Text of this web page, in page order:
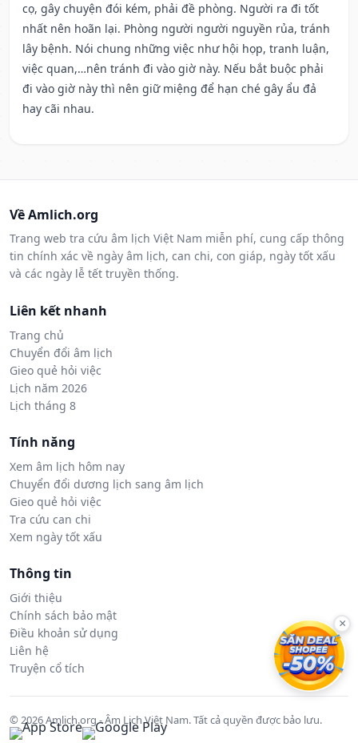
cọ, gây chuyện đói kém, phải đề phòng. Người ra đi tốt
nhất nên hoãn lại. Phòng người người nguyền rủa, tránh
lây bệnh. Nói chung những việc như hội họp, tranh luận,
việc quan,…nên tránh đi vào giờ này. Nếu bắt buộc phải
đi vào giờ này thì nên giữ miệng để hạn ché gây ẩu đả
hay cãi nhau.
Về Amlich.org
Trang web tra cứu âm lịch Việt Nam miễn phí, cung cấp thông
tin chính xác về ngày âm lịch, can chi, con giáp, ngày tốt xấu
và các ngày lễ tết truyền thống.
Liên kết nhanh
Trang chủ
Chuyển đổi âm lịch
Gieo quẻ hỏi việc
Lịch năm 2026
Lịch tháng 8
Tính năng
Xem âm lịch hôm nay
Chuyển đổi dương lịch sang âm lịch
Gieo quẻ hỏi việc
Tra cứu can chi
Xem ngày tốt xấu
Thông tin
Giới thiệu
Chính sách bảo mật
Điều khoản sử dụng
Liên hệ
Truyện cổ tích
© 2026 Amlich.org - Âm Lịch Việt Nam. Tất cả quyền được bảo lưu.
×